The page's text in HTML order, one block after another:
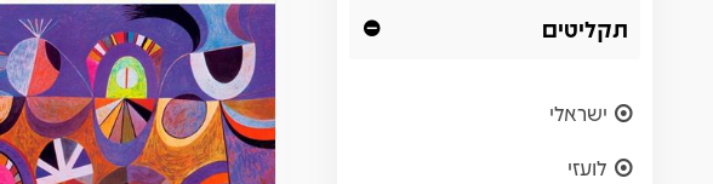
תקליטים
ישראלי
לועזי